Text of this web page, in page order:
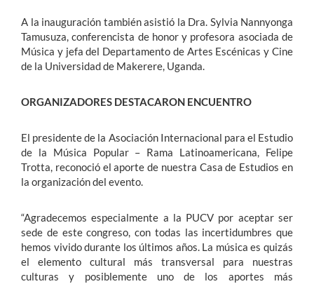
A la inauguración también asistió la Dra. Sylvia Nannyonga
Tamusuza, conferencista de honor y profesora asociada de
Música y jefa del Departamento de Artes Escénicas y Cine
de la Universidad de Makerere, Uganda.
ORGANIZADORES DESTACARON ENCUENTRO
El presidente de la Asociación Internacional para el Estudio
de la Música Popular – Rama Latinoamericana, Felipe
Trotta, reconoció el aporte de nuestra Casa de Estudios en
la organización del evento.
“Agradecemos especialmente a la PUCV por aceptar ser
sede de este congreso, con todas las incertidumbres que
hemos vivido durante los últimos años. La música es quizás
el elemento cultural más transversal para nuestras
culturas y posiblemente uno de los aportes más